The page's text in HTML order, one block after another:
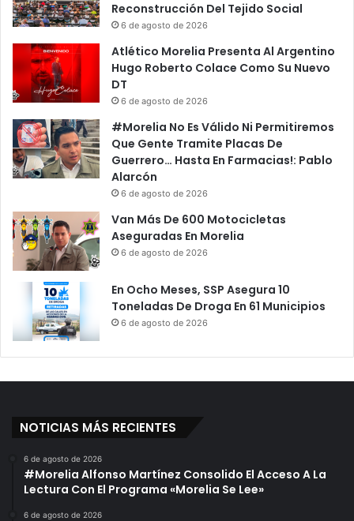
Reconstrucción Del Tejido Social
6 de agosto de 2026
Atlético Morelia Presenta Al Argentino
Hugo Roberto Colace Como Su Nuevo
DT
6 de agosto de 2026
#Morelia No Es Válido Ni Permitiremos
Que Gente Tramite Placas De
Guerrero… Hasta En Farmacias!: Pablo
Alarcón
6 de agosto de 2026
Van Más De 600 Motocicletas
Aseguradas En Morelia
6 de agosto de 2026
En Ocho Meses, SSP Asegura 10
Toneladas De Droga En 61 Municipios
6 de agosto de 2026
NOTICIAS MÁS RECIENTES
6 de agosto de 2026
#Morelia Alfonso Martínez Consolido El Acceso A La
Lectura Con El Programa «Morelia Se Lee»
6 de agosto de 2026